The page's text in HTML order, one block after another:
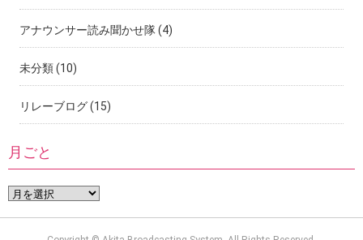
アナウンサー読み聞かせ隊(4)
未分類(10)
リレーブログ(15)
月ごと